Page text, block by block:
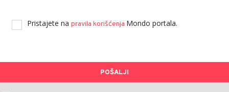
Pristajete na pravila korišćenja Mondo portala.
POŠALJI